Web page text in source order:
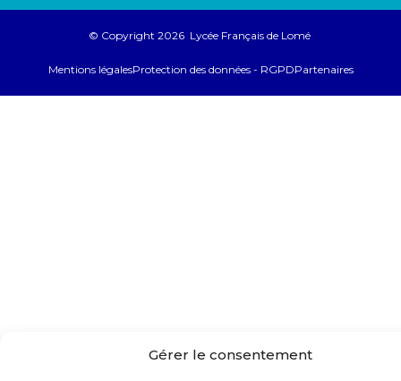
Gérer le consentement
© Copyright 2026 Lycée Français de Lomé
Mentions légalesProtection des données - RGPDPartenaires